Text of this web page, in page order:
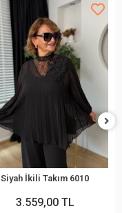
Siyah İkili Takım 6010
3.559,00 TL